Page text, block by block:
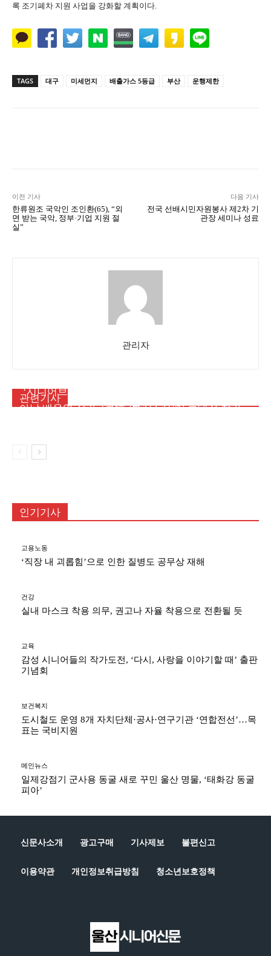
록 조기폐차 지원 사업을 강화할 계획이다.
TAGS 대구 미세먼지 배출가스 5등급 부산 운행제한
이전 기사
한류원조 국악인 조인환(65), “외
면 받는 국악, 정부·기업 지원 절
실”
다음 기사
전국 선배시민자원봉사 제2차 기
관장 세미나 성료
관리자
관련기사
‘시니어브리지 아카데미’ 37기 기본교육 참여자 모
집
아남 배옥영 작가, ‘書境 새로운 지평’ 초대전 참가…
인기기사
고용노동
‘직장 내 괴롭힘’으로 인한 질병도 공무상 재해
건강
실내 마스크 착용 의무, 권고나 자율 착용으로 전환될 듯
교육
감성 시니어들의 작가도전, ‘다시, 사랑을 이야기할 때’ 출판
기념회
보건복지
도시철도 운영 8개 자치단체·공사·연구기관 ‘연합전선’…목
표는 국비지원
메인뉴스
일제강점기 군사용 동굴 새로 꾸민 울산 명물, ‘태화강 동굴
피아’
신문사소개 광고구매 기사제보 불편신고
이용약관 개인정보취급방침 청소년보호정책